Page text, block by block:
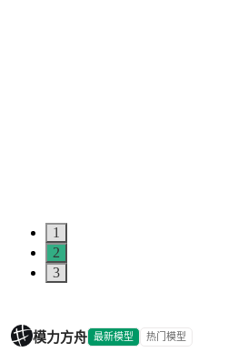
1
2
3
模力方舟 最新模型 热门模型